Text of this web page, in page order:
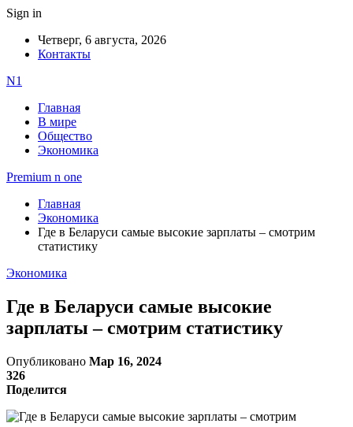
Sign in
Четверг, 6 августа, 2026
Контакты
N1
Главная
В мире
Общество
Экономика
Premium n one
Главная
Экономика
Где в Беларуси самые высокие зарплаты – смотрим
статистику
Экономика
Где в Беларуси самые высокие
зарплаты – смотрим статистику
Опубликовано Мар 16, 2024
326
Поделится